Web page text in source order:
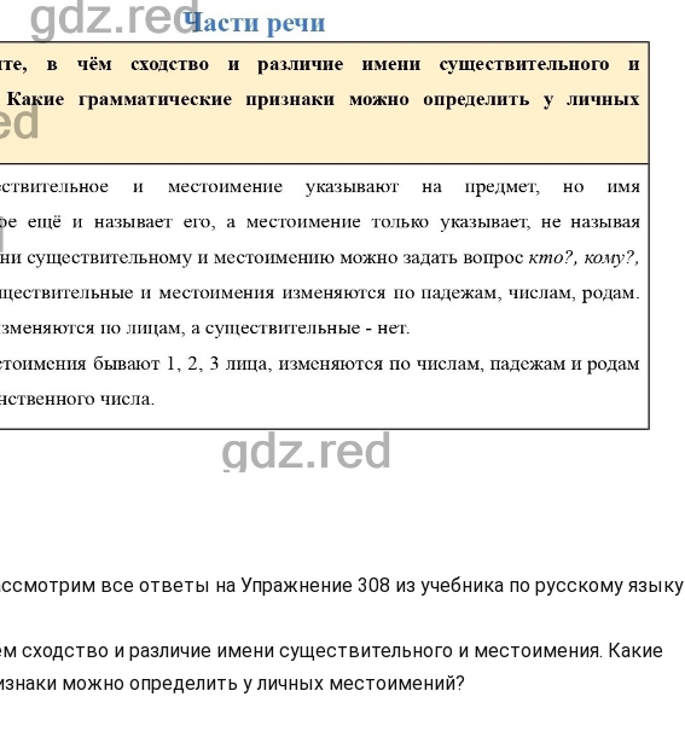
все ответы на Упражнение 308 из учебника по русскому языку
сходство и различие имени существительного и местоимения. Какие
можно определить у личных местоимений?